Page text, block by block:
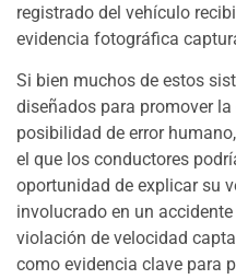
registrado del vehículo
evidencia fotográfica
Si bien muchos de estos
diseñados para promover
posibilidad de error
el que los conductores
oportunidad de explicar su
involucrado en un
violación de velocidad
como evidencia clave para